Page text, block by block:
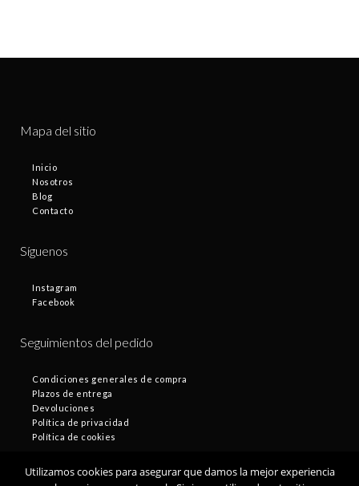
Mapa del sitio
Inicio
Nosotros
Blog
Contacto
Síguenos
Instagram
Facebook
Seguimientos del pedido
Condiciones generales de compra
Plazos de entrega
Devoluciones
Política de privacidad
Política de cookies
Utilizamos cookies para asegurar que damos la mejor experiencia